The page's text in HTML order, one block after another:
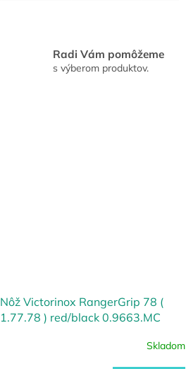
Radi Vám pomôžeme
s výberom produktov.
Nôž Victorinox RangerGrip 78 (
1.77.78 ) red/black 0.9663.MC
Skladom